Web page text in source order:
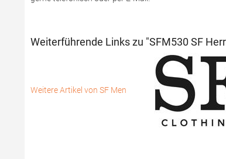
Weiterführende Links zu "SFM530 SF
Weitere Artikel von SF Men